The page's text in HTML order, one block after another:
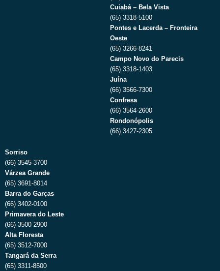
Cuiabá – Bela Vista
(65) 3318-5100
Pontes e Lacerda – Fronteira
Oeste
(65) 3266-8241
Campo Novo do Parecis
(65) 3318-1403
Juína
(66) 3566-7300
Confresa
(66) 3564-2600
Rondonópolis
(66) 3427-2305
Sorriso
(66) 3545-3700
Várzea Grande
(65) 3691-8014
Barra do Garças
(66) 3402-0100
Primavera do Leste
(66) 3500-2900
Alta Floresta
(65) 3512-7000
Tangará da Serra
(65) 3311-8500